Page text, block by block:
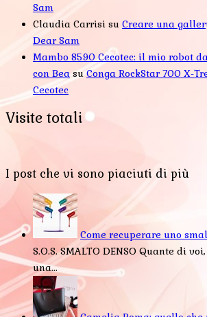
Sam
Claudia Carrisi su Creare una
Dear Sam
Mambo 8590 Cecotec: il mio robot
con Beasu Conga RockStar 700 X-
Cecotec
Visite totali
I post che vi sono piaciuti di più
Come recuperare uno
S.O.S. SMALTO DENSO Quante di
una...